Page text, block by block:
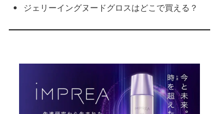
ジェリーイングヌードグロスはどこで買える？